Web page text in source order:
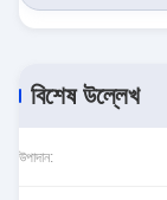
বিশেষ উল্লেখ
উপাদান: